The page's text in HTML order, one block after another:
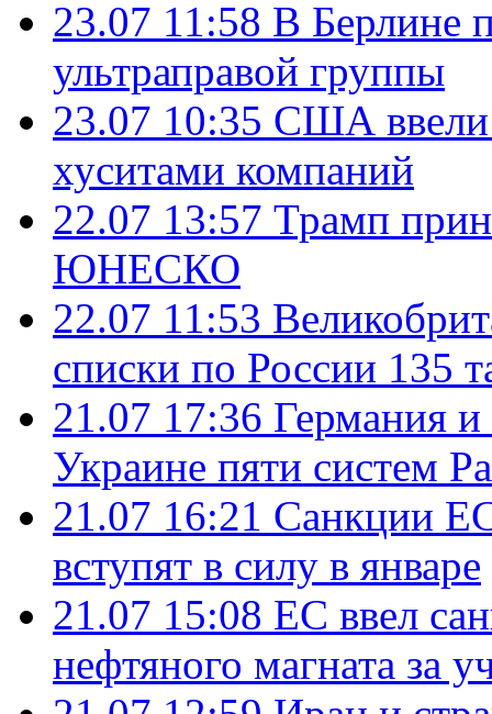
23.07 11:58 В Берлине
ультраправой группы
23.07 10:35 США ввели
хуситами компаний
22.07 13:57 Трамп
ЮНЕСКО
22.07 11:53
списки по России 135
21.07 17:36 Германия
Украине пяти систем
21.07 16:21 Санкции
вступят в силу в январе
21.07 15:08 ЕС ввел
нефтяного магната за